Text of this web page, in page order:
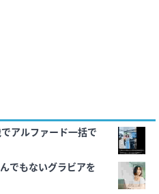
アルファード一括で
でもないグラビアを